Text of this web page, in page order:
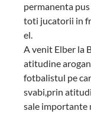
permanenta
toti jucatorii in
el.
A venit Elber la
atitudine
fotbalistul pe
svabi,prin
sale importante